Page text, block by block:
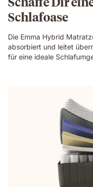
Schlafoase
Die Emma Hybrid
absorbiert und leitet
für eine ideale